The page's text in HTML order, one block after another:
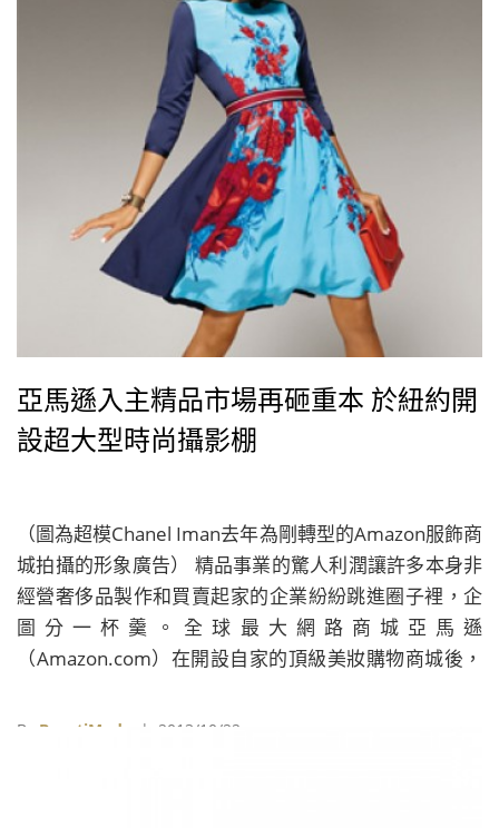
《Numero》當資深編輯的他，這幾天又接下了一個新
任務，就是受邀擔任亞馬遜旗下網購Zappos Couture的
藝術指導，將會運用這網站上販售
亞馬遜入主精品市場再砸重本 於紐約開
設超大型時尚攝影棚
（圖為超模Chanel Iman去年為剛轉型的Amazon服飾商
城拍攝的形象廣告） 精品事業的驚人利潤讓許多本身非
經營奢侈品製作和買賣起家的企業紛紛跳進圈子裡，企
圖分一杯羹。全球最大網路商城亞馬遜
（Amazon.com）在開設自家的頂級美妝購物商城後，
精品目錄。攝影棚內又分隔了26個區塊，可分頭執行攝
By BeautiMode | 2013/10/22